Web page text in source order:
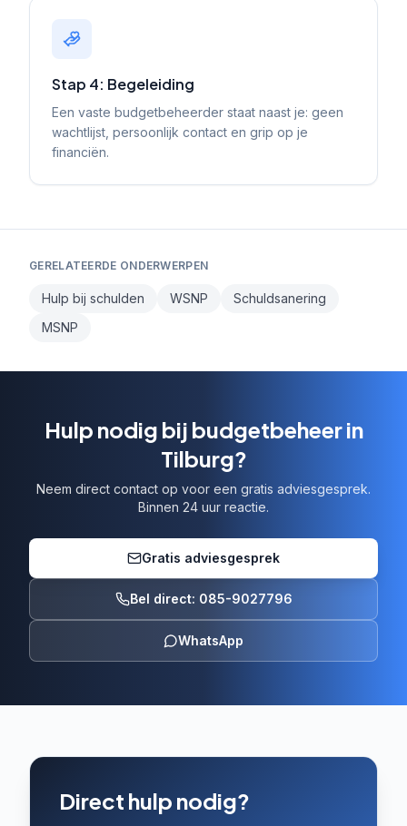
Stap 4: Begeleiding
Een vaste budgetbeheerder staat naast je: geen
wachtlijst, persoonlijk contact en grip op je
financiën.
GERELATEERDE ONDERWERPEN
Hulp bij schulden WSNP
Schuldsanering
MSNP
Hulp nodig bij budgetbeheer in
Tilburg?
Neem direct contact op voor een gratis adviesgesprek.
Binnen 24 uur reactie.
Gratis adviesgesprek
Bel direct: 085-9027796
WhatsApp
Direct hulp nodig?